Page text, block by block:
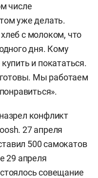
числе
уже делать.
с молоком, что
дня. Кому
и покататься.
Мы работаем
конфликт
27 апреля
500 самокатов
29 апреля
совещание